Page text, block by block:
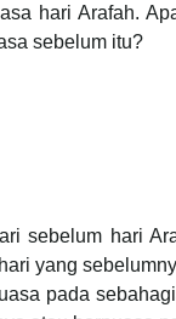
hari Arafah.
sebelum itu?
sebelum hari
yang
pada